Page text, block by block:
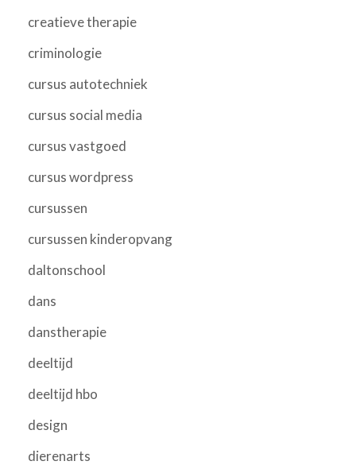
creatieve therapie
criminologie
cursus autotechniek
cursus social media
cursus vastgoed
cursus wordpress
cursussen
cursussen kinderopvang
daltonschool
dans
danstherapie
deeltijd
deeltijd hbo
design
dierenarts